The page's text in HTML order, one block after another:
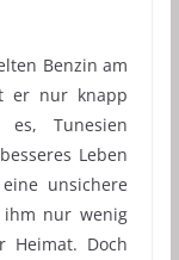
Benzin am
er nur knapp
Tunesien
Leben
unsichere
ihm nur wenig
Heimat. Doch